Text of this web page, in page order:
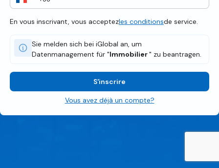
En vous inscrivant, vous acceptezles conditionsde service.
Sie melden sich bei iGlobal an, um
Datenmanagement für "Immobilier" zu beantragen.
S'inscrire
Vous avez déjà un compte?